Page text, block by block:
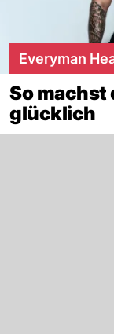
Everyman
So machst
glücklich